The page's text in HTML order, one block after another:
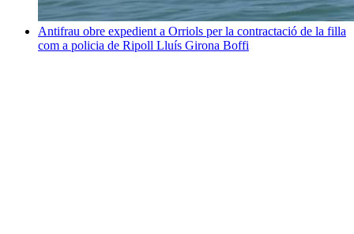
Antifrau obre expedient a Orriols per la contractació de la filla
com a policia de Ripoll Lluís Girona Boffi